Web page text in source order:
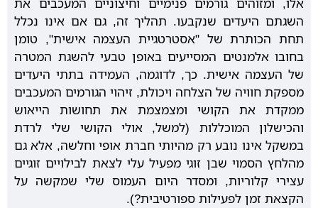
השגתם היעדים שנקבעו. תהליך זה, גם אם אינו נכלל
תחת הכותרת של "אסטרטגיית העצמה אישית", טומן
בחובו אלמנטים המסייעים באופן טבעי להשגת המטרה
של העצמה אישית. כך, לדוגמה, העמידה בתתי היעדים
מספקת חוויה של הצלחה ויכולת, זיהוי הגורמים המעכבים
ממקדת את הקושי ומצמצמת את תחושות הייאוש
והכישלון המוכללות (למשל, אולי הקושי שלי לרדת
במשקל אינו נובע רק מהיותי חברת אופי וחלשה, אלא גם
מהלחץ הסמוי שבן זוגי מפעיל עלי לצאת לבילויים זוגיים
עצירי קלוריות, ומסדר היום העמוס שלי שמקשה על
הקצאת זמן לפעילות ספורטיבית?).